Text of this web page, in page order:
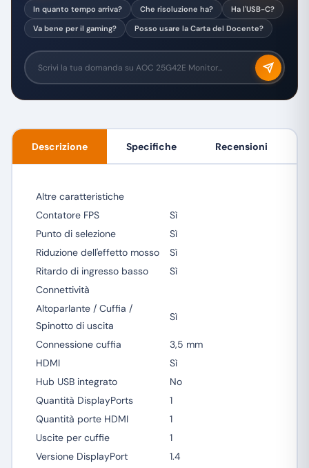
In quanto tempo arriva? Che risoluzione ha?
Ha l'USB-C?
Va bene per il gaming?
Posso usare la Carta del Docente?
Descrizione Specifiche Recensioni
Altre caratteristiche
Contatore FPS
Sì
Punto di selezione
Sì
Riduzione dell'effetto mosso
Sì
Ritardo di ingresso basso
Sì
Connettività
Altoparlante / Cuffia /
Spinotto di uscita
Sì
Connessione cuffia
3,5 mm
HDMI
Sì
Hub USB integrato
No
Quantità DisplayPorts
1
Quantità porte HDMI
1
Uscite per cuffie
1
Versione DisplayPort
1.4